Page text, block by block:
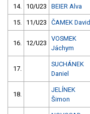
14. 10/U23 BEIER Alva
15. 11/U23 ČAMEK David
16. 12/U23
VOSMEK
Jáchym
17.
SUCHÁNEK
Daniel
18.
JELÍNEK
Šimon